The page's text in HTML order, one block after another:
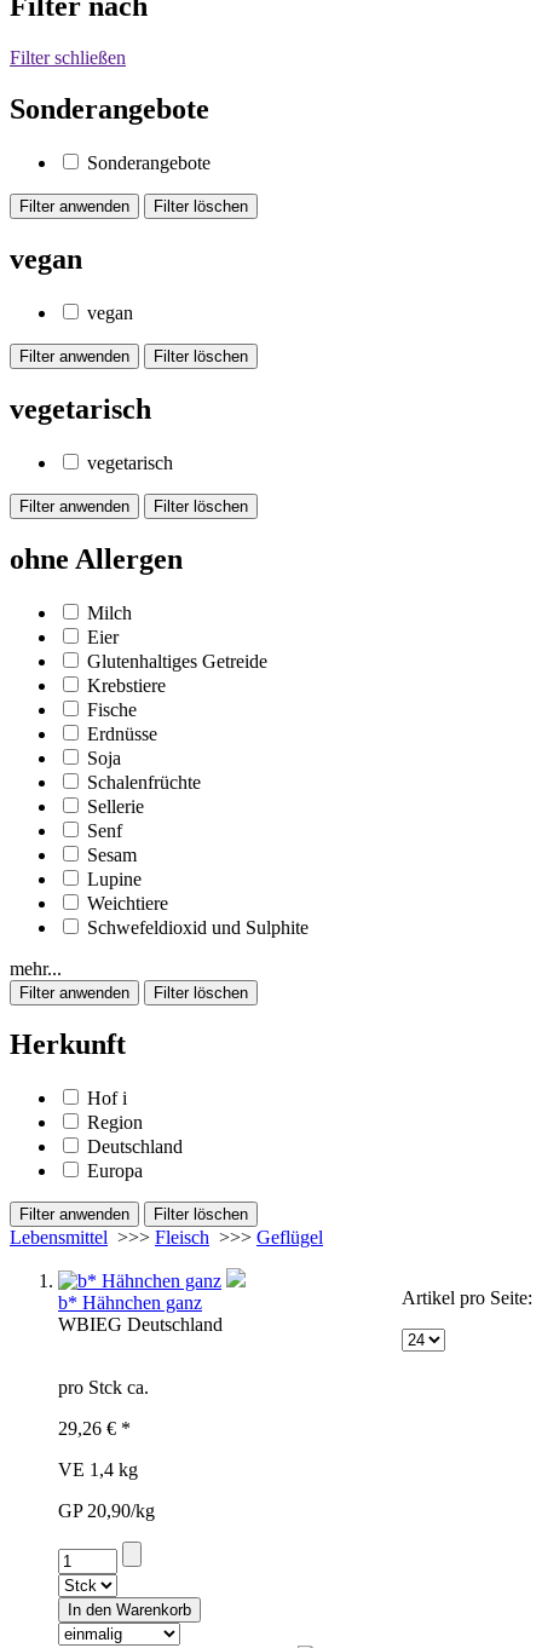
Filter nach
Filter schließen
Sonderangebote
Sonderangebote
vegan
vegan
vegetarisch
vegetarisch
ohne Allergen
Milch
Eier
Glutenhaltiges Getreide
Krebstiere
Fische
Erdnüsse
Soja
Schalenfrüchte
Sellerie
Senf
Sesam
Lupine
Weichtiere
Schwefeldioxid und Sulphite
mehr...
Herkunft
Hof i
Region
Deutschland
Europa
Lebensmittel >>> Fleisch >>> Geflügel
Artikel pro Seite:
b* Hähnchen ganz
WBIEG Deutschland
pro Stck ca.
29,26 € *
VE 1,4 kg
GP 20,90/kg